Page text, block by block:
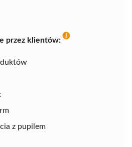
przez klientów:
z pupilem